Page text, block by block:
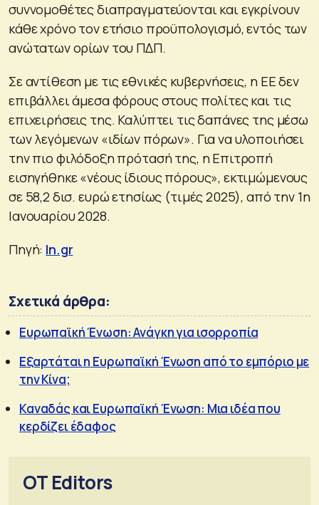
συννομοθέτες διαπραγματεύονται και εγκρίνουν
κάθε χρόνο τον ετήσιο προϋπολογισμό, εντός των
ανώτατων ορίων του ΠΔΠ.
Σε αντίθεση με τις εθνικές κυβερνήσεις, η ΕΕ δεν
επιβάλλει άμεσα φόρους στους πολίτες και τις
επιχειρήσεις της. Καλύπτει τις δαπάνες της μέσω
των λεγόμενων «ιδίων πόρων». Για να υλοποιήσει
την πιο φιλόδοξη πρότασή της, η Επιτροπή
εισηγήθηκε «νέους ίδιους πόρους», εκτιμώμενους
σε 58,2 δισ. ευρώ ετησίως (τιμές 2025), από την 1η
Ιανουαρίου 2028.
Πηγή: In.gr
Σχετικά άρθρα:
Ευρωπαϊκή Ένωση: Ανάγκη για ισορροπία
Εξαρτάται η Ευρωπαϊκή Ένωση από το εμπόριο με
την Κίνα;
Καναδάς και Ευρωπαϊκή Ένωση: Μια ιδέα που
κερδίζει έδαφος
OT Editors